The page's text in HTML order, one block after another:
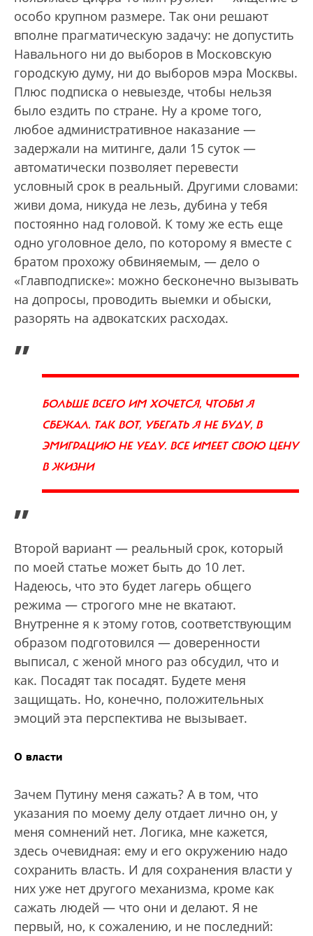
особо крупном размере. Так они решают
вполне прагматическую задачу: не допустить
Навального ни до выборов в Московскую
городскую думу, ни до выборов мэра Москвы.
Плюс подписка о невыезде, чтобы нельзя
было ездить по стране. Ну а кроме того,
любое административное наказание —
задержали на митинге, дали 15 суток —
автоматически позволяет перевести
условный срок в реальный. Другими словами:
живи дома, никуда не лезь, дубина у тебя
постоянно над головой. К тому же есть еще
одно уголовное дело, по которому я вместе с
братом прохожу обвиняемым, — дело о
«Главподписке»: можно бесконечно вызывать
на допросы, проводить выемки и обыски,
разорять на адвокатских расходах.
„
БОЛЬШЕ ВСЕГО ИМ ХОЧЕТСЯ, ЧТОБЫ Я
СБЕЖАЛ. ТАК ВОТ, УБЕГАТЬ Я НЕ БУДУ, В
ЭМИГРАЦИЮ НЕ УЕДУ. ВСЕ ИМЕЕТ СВОЮ ЦЕНУ
В ЖИЗНИ
”
Второй вариант — реальный срок, который
по моей статье может быть до 10 лет.
Надеюсь, что это будет лагерь общего
режима — строгого мне не вкатают.
Внутренне я к этому готов, соответствующим
образом подготовился — доверенности
выписал, с женой много раз обсудил, что и
как. Посадят так посадят. Будете меня
защищать. Но, конечно, положительных
эмоций эта перспектива не вызывает.
О власти
Зачем Путину меня сажать? А в том, что
указания по моему делу отдает лично он, у
меня сомнений нет. Логика, мне кажется,
здесь очевидная: ему и его окружению надо
сохранить власть. И для сохранения власти у
них уже нет другого механизма, кроме как
сажать людей — что они и делают. Я не
первый, но, к сожалению, и не последний: